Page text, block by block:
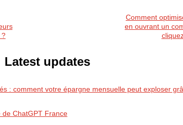
?
Comment
en ouvrant un
Latest updates
: comment votre épargne mensuelle peut exploser
de ChatGPT France